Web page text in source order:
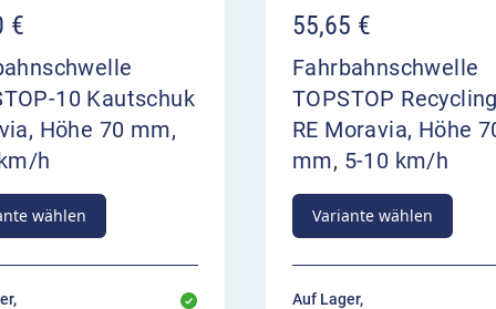
Sie mit Straßenankern
(Mittelstück) ist mit vier
mit einer Bohrung. Für
verwenden.
die passenden Moravia
€
10 Kautschuk
Höhe 70 mm,
h
wählen
55,65 €
Fahrbahnschwelle
TOPSTOP
RE Moravia, Höhe
mm, 5-10 km/h
Variante wählen
Auf Lager,